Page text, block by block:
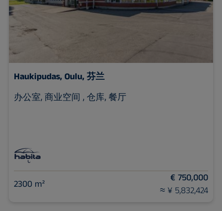
Haukipudas,Oulu, 芬兰
办公室, 商业空间 , 仓库, 餐厅
2300 m²
€ 750,000
≈ ¥ 5,832,424